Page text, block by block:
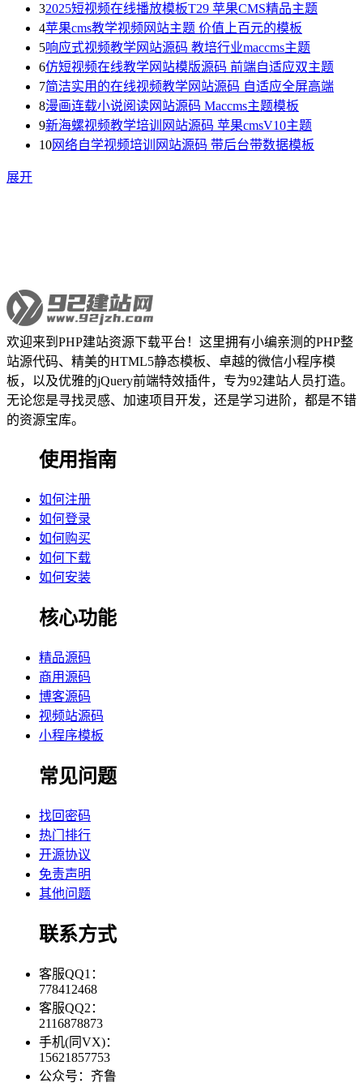
32025短视频在线播放模板T29 苹果CMS精品主题
4苹果cms教学视频网站主题 价值上百元的模板
5响应式视频教学网站源码 教培行业maccms主题
6仿短视频在线教学网站模版源码 前端自适应双主题
7简洁实用的在线视频教学网站源码 自适应全屏高端
8漫画连载小说阅读网站源码 Maccms主题模板
9新海螺视频教学培训网站源码 苹果cmsV10主题
10网络自学视频培训网站源码 带后台带数据模板
展开
欢迎来到PHP建站资源下载平台！这里拥有小编亲测的PHP整
站源代码、精美的HTML5静态模板、卓越的微信小程序模
板，以及优雅的jQuery前端特效插件，专为92建站人员打造。
无论您是寻找灵感、加速项目开发，还是学习进阶，都是不错
的资源宝库。
使用指南
如何注册
如何登录
如何购买
如何下载
如何安装
核心功能
精品源码
商用源码
博客源码
视频站源码
小程序模板
常见问题
找回密码
热门排行
开源协议
免责声明
其他问题
联系方式
客服QQ1：
778412468
客服QQ2：
2116878873
手机(同VX)：
15621857753
公众号：齐鲁